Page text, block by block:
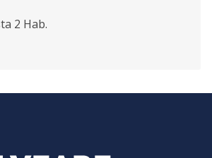
2 Hab.